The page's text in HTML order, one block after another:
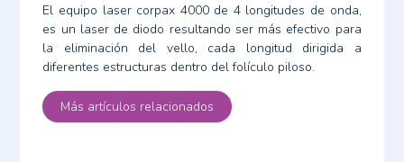
El equipo laser corpax 4000 de 4 longitudes de onda,
es un laser de diodo resultando ser más efectivo para
la eliminación del vello, cada longitud dirigida a
diferentes estructuras dentro del folículo piloso.
Más artículos relacionados